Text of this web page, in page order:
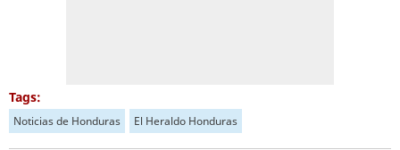
Tags:
Noticias de Honduras El Heraldo Honduras